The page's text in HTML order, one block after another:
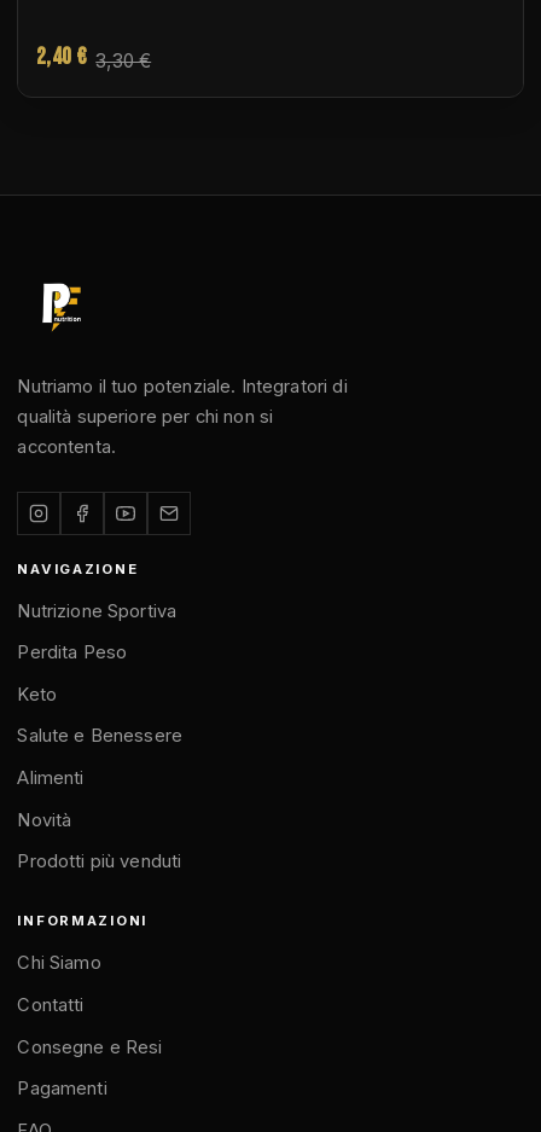
2,40 € 3,30 €
Nutriamo il tuo potenziale. Integratori di
qualità superiore per chi non si
accontenta.
NAVIGAZIONE
Nutrizione Sportiva
Perdita Peso
Keto
Salute e Benessere
Alimenti
Novità
Prodotti più venduti
INFORMAZIONI
Chi Siamo
Contatti
Consegne e Resi
Pagamenti